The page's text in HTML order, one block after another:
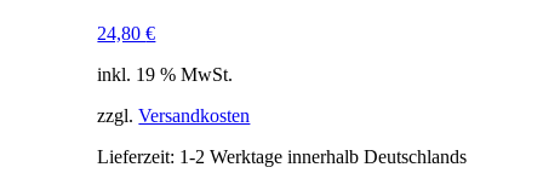
24,80€
inkl. 19 % MwSt.
zzgl.Versandkosten
Lieferzeit: 1-2 Werktage innerhalb Deutschlands